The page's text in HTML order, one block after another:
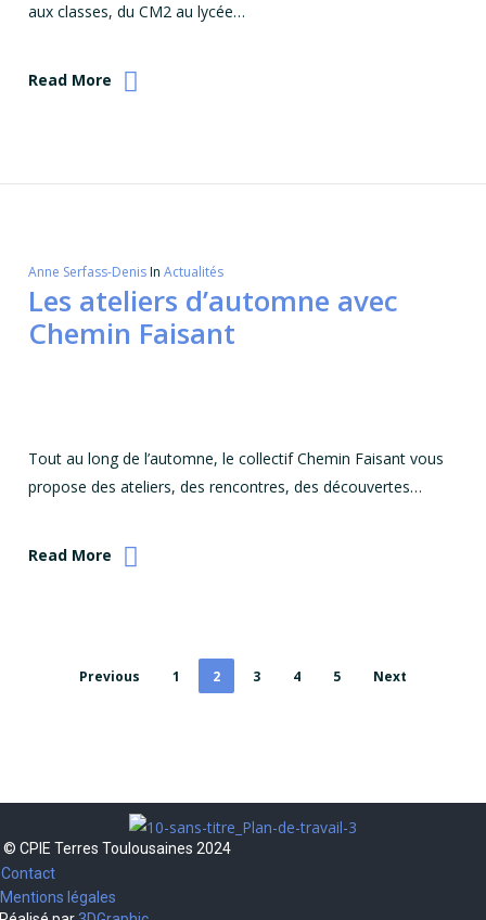
aux classes, du CM2 au lycée…
Read More
Anne Serfass-DenisIn Actualités
Les ateliers d’automne avec
Chemin Faisant
Tout au long de l’automne, le collectif Chemin Faisant vous
propose des ateliers, des rencontres, des découvertes…
Read More
Previous 1 2 3 4 5 Next
© CPIE Terres Toulousaines 2024
Contact
Mentions légales